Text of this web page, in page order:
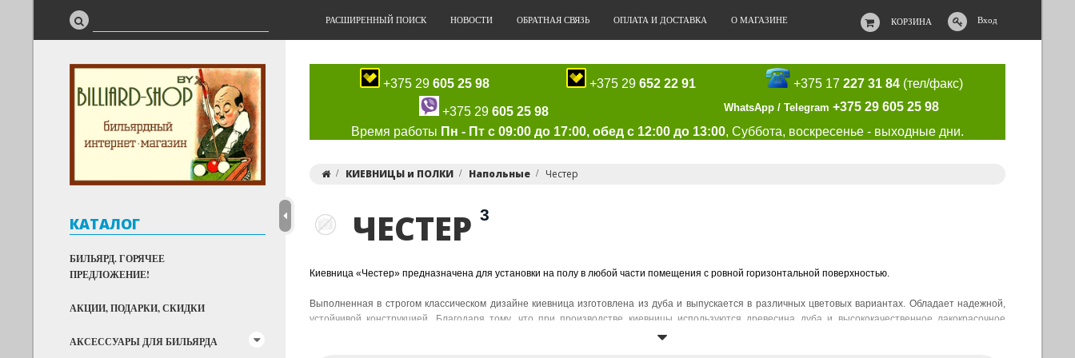
КОРЗИНА Вход
РАСШИРЕННЫЙ ПОИСК НОВОСТИ ОБРАТНАЯ СВЯЗЬ ОПЛАТА И ДОСТАВКА О МАГАЗИНЕ
КАТАЛОГ
БИЛЬЯРД. ГОРЯЧЕЕ
ПРЕДЛОЖЕНИЕ!
АКЦИИ, ПОДАРКИ, СКИДКИ
АКСЕССУАРЫ ДЛЯ БИЛЬЯРДА
+375 29 605 25 98 +375 29 652 22 91 +375 17227 31 84 (тел/факс)
+375 29 605 25 98 WhatsApp / Telegram +375 29 605 25 98
Время работы Пн - Пт с 09:00 до 17:00, обед с 12:00 до 13:00, Суббота, воскресенье - выходные дни.
КИЕВНИЦЫ и ПОЛКИ Напольные Честер
ЧЕСТЕР 3
Киевница «Честер» предназначена для установки на полу в любой части помещения с ровной горизонтальной поверхностью.
Выполненная в строгом классическом дизайне киевница изготовлена из дуба и выпускается в различных цветовых вариантах. Обладает надежной,
устойчивой конструкцией. Благодаря тому, что при производстве киевницы используются древесина дуба и высококачественное лакокрасочное
покрытие, киевница прекрасно выдерживает неблагоприятное атмосферное воздействие при перепадах влажности и температуры.